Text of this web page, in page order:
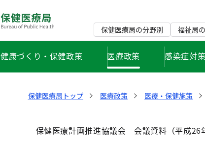
保健医療局の分野別 福祉局
健康づくり・保健政策 医療政策 感染症対策
保健医療局トップ 医療政策 医療・保健施策
保健医療計画推進協議会 会議資料（平成26